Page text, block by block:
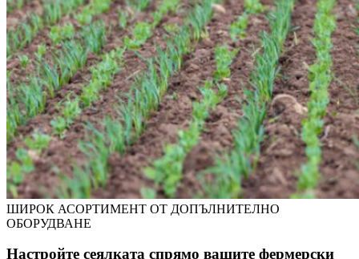
ШИРОК АСОРТИМЕНТ ОТ ДОПЪЛНИТЕЛНО
ОБОРУДВАНЕ
Настройте сеялката спрямо вашите фермерски